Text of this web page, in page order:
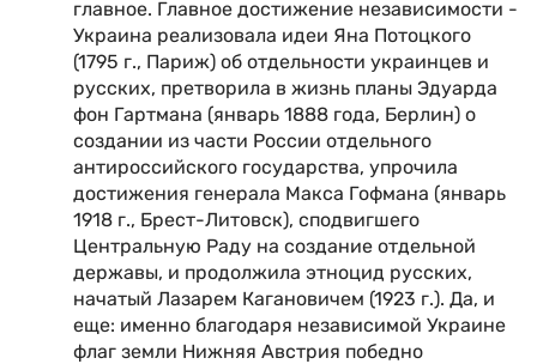
главное. Главное достижение независимости -
Украина реализовала идеи Яна Потоцкого
(1795 г., Париж) об отдельности украинцев и
русских, претворила в жизнь планы Эдуарда
фон Гартмана (январь 1888 года, Берлин) о
создании из части России отдельного
антироссийского государства, упрочила
достижения генерала Макса Гофмана (январь
1918 г., Брест-Литовск), сподвигшего
Центральную Раду на создание отдельной
державы, и продолжила этноцид русских,
начатый Лазарем Кагановичем (1923 г.). Да, и
еще: именно благодаря независимой Украине
флаг земли Нижняя Австрия победно